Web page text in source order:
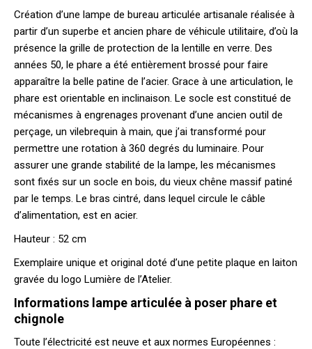
Création d’une lampe de bureau articulée artisanale réalisée à
partir d’un superbe et ancien phare de véhicule utilitaire, d’où la
présence la grille de protection de la lentille en verre. Des
années 50, le phare a été entièrement brossé pour faire
apparaître la belle patine de l’acier. Grace à une articulation, le
phare est orientable en inclinaison. Le socle est constitué de
mécanismes à engrenages provenant d’une ancien outil de
perçage, un vilebrequin à main, que j’ai transformé pour
permettre une rotation à 360 degrés du luminaire. Pour
assurer une grande stabilité de la lampe, les mécanismes
sont fixés sur un socle en bois, du vieux chêne massif patiné
par le temps. Le bras cintré, dans lequel circule le câble
d’alimentation, est en acier.
Hauteur : 52 cm
Exemplaire unique et original doté d’une petite plaque en laiton
gravée du logo Lumière de l’Atelier.
Informations lampe articulée à poser phare et
chignole
Toute l’électricité est neuve et aux normes Européennes :